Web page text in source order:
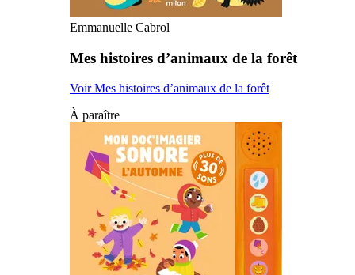
Emmanuelle Cabrol
Mes histoires d’animaux de la forêt
Voir Mes histoires d’animaux de la forêt
À paraître